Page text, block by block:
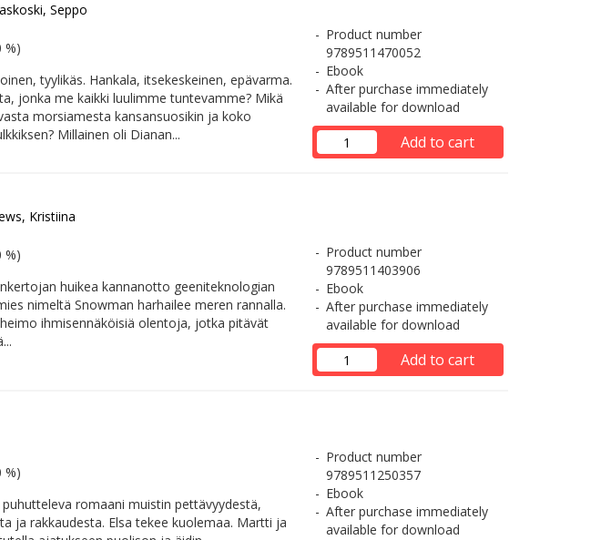
Seppo
%)
tyylikäs. Hankala, itsekeskeinen, epävarma.
jonka me kaikki luulimme tuntevamme? Mikä
morsiamesta kansansuosikin ja koko
Millainen oli Dianan...
Product number
9789511470052
Ebook
After purchase immediately
available for download
Add to cart
Kristiina
%)
huikea kannanotto geeniteknologian
nimeltä Snowman harhailee meren rannalla.
ihmisennäköisiä olentoja, jotka pitävät
Product number
9789511403906
Ebook
After purchase immediately
available for download
Add to cart
%)
romaani muistin pettävyydestä,
ja rakkaudesta. Elsa tekee kuolemaa. Martti ja
Product number
9789511250357
Ebook
After purchase immediately
available for download